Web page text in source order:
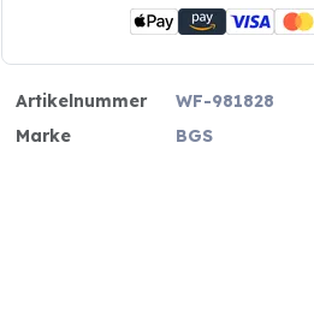
Artikelnummer
WF-981828
Marke
BGS